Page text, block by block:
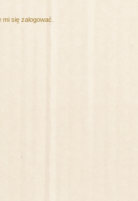
się zalogować.